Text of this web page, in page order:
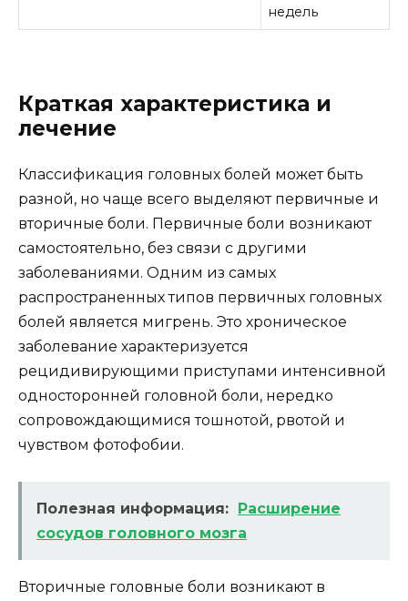
недель
Краткая характеристика и
лечение
Классификация головных болей может быть
разной, но чаще всего выделяют первичные и
вторичные боли. Первичные боли возникают
самостоятельно, без связи с другими
заболеваниями. Одним из самых
распространенных типов первичных головных
болей является мигрень. Это хроническое
заболевание характеризуется
рецидивирующими приступами интенсивной
односторонней головной боли, нередко
сопровождающимися тошнотой, рвотой и
чувством фотофобии.
Полезная информация: Расширение
сосудов головного мозга
Вторичные головные боли возникают в